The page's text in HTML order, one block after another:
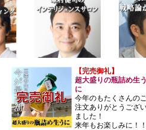
【完売御礼】
超大盛りの瓶詰め生う
に
今年のもたくさんの
注文ありがとうござ
ました！
来年もお楽しみに！！